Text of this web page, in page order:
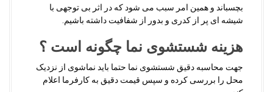
بچسباند و همین امر سبب می شود که در اثر بی توجهی با
شیشه ای پر از کدری و بدور از شفافیت داشته باشیم.
هزینه شستشوی نما چگونه است ؟
جهت محاسبه دقیق شستشوی نما حتما باید نماشوی از نزدیک
محل را بررسی کرده و سپس قیمت دقیق به کارفرما اعلام